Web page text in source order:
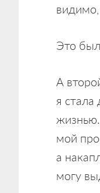
Это
А
я стала
мой
а
могу